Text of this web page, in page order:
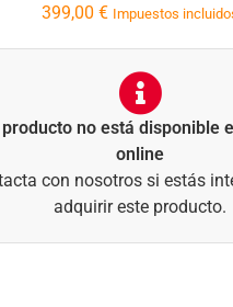
399,00 € Impuestos
producto no está disponible
online
con nosotros si estás
adquirir este producto.